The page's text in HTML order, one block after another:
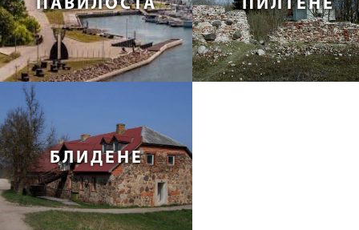
ПАВИЛОСТА ПИЛТЕНЕ
БЛИДЕНЕ